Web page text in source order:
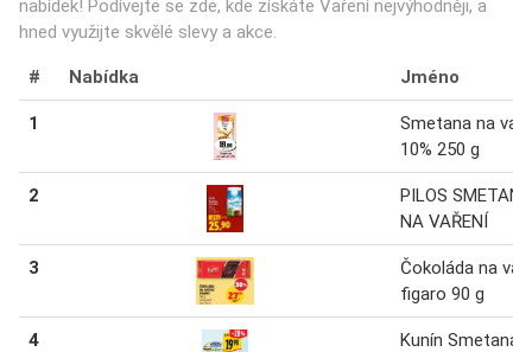
nabídek! Podívejte se zde, kde získáte Vaření nejvýhodněji, a
hned využijte skvělé slevy a akce.
# Nabídka Jméno
1
Smetana na
10% 250 g
2
PILOS SMETANA
NA VAŘENÍ
3
Čokoláda na
figaro 90 g
4
Kunín Smetana